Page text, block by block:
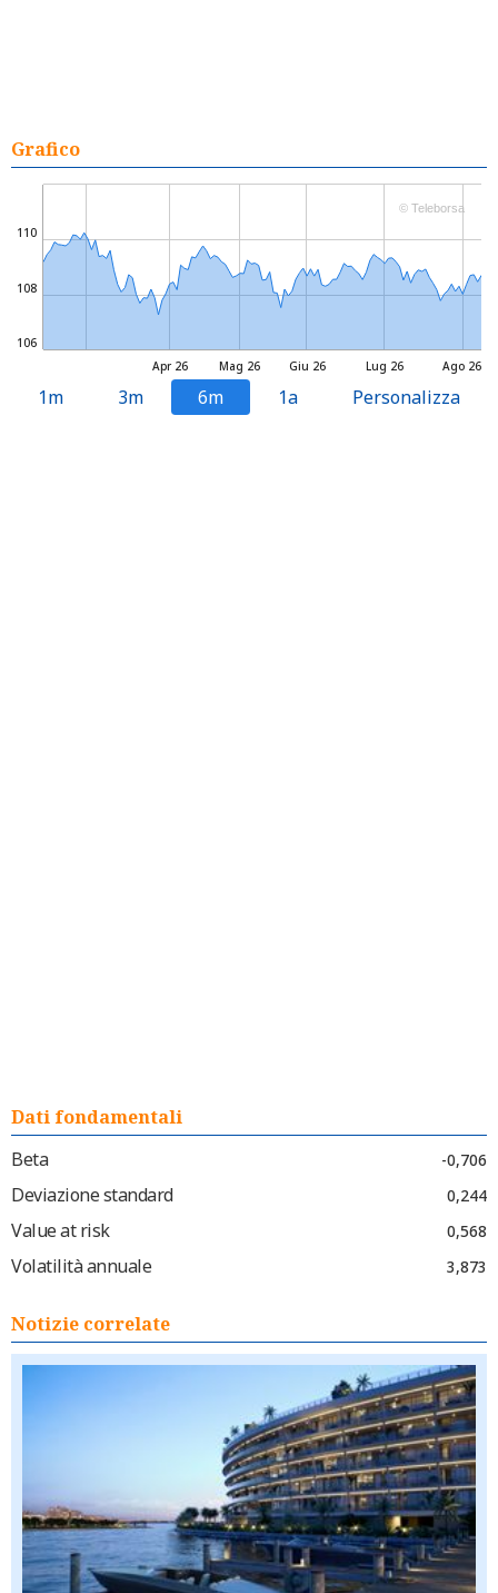
Grafico
Mag 26 Lug 26
Apr 26 Giu 26 Ago 26
106
108
110
© Teleborsa
1m 3m 6m 1a Personalizza
Dati fondamentali
Beta
-0,706
Deviazione standard 0,244
Value at risk 0,568
Volatilità annuale 3,873
Notizie correlate